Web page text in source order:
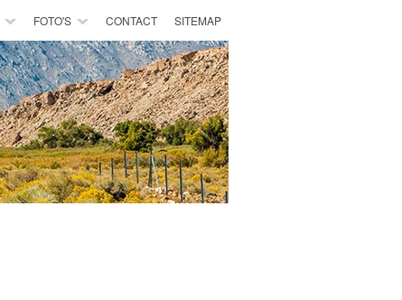
FOTO'S CONTACT SITEMAP